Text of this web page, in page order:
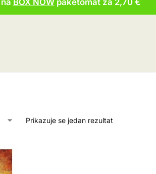
BOX NOWpaketomat za 2,70 €
Prikazuje se jedan rezultat